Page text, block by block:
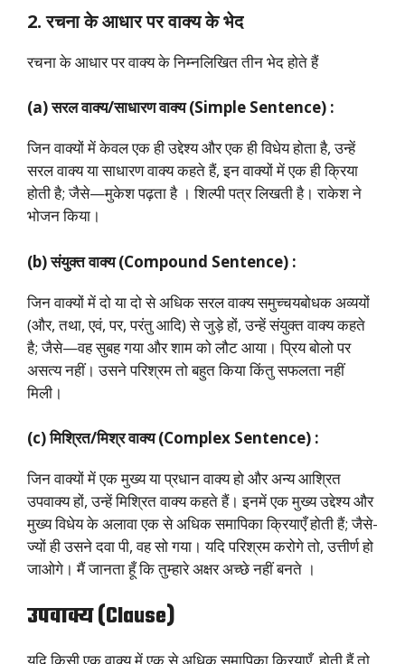
2. रचना के आधार पर वाक्य के भेद
रचना के आधार पर वाक्य के निम्नलिखित तीन भेद होते हैं
(a) सरल वाक्य/साधारण वाक्य (Simple Sentence) :
जिन वाक्यों में केवल एक ही उद्देश्य और एक ही विधेय होता है, उन्हें
सरल वाक्य या साधारण वाक्य कहते हैं, इन वाक्यों में एक ही क्रिया
होती है; जैसे—मुकेश पढ़ता है । शिल्पी पत्र लिखती है। राकेश ने
भोजन किया।
(b) संयुक्त वाक्य (Compound Sentence) :
जिन वाक्यों में दो या दो से अधिक सरल वाक्य समुच्चयबोधक अव्ययों
(और, तथा, एवं, पर, परंतु आदि) से जुड़े हों, उन्हें संयुक्त वाक्य कहते
है; जैसे—वह सुबह गया और शाम को लौट आया। प्रिय बोलो पर
असत्य नहीं। उसने परिश्रम तो बहुत किया किंतु सफलता नहीं
मिली।
(c) मिश्रित/मिश्र वाक्य (Complex Sentence) :
जिन वाक्यों में एक मुख्य या प्रधान वाक्य हो और अन्य आश्रित
उपवाक्य हों, उन्हें मिश्रित वाक्य कहते हैं। इनमें एक मुख्य उद्देश्य और
मुख्य विधेय के अलावा एक से अधिक समापिका क्रियाएँ होती हैं; जैसे-
ज्यों ही उसने दवा पी, वह सो गया। यदि परिश्रम करोगे तो, उत्तीर्ण हो
जाओगे। मैं जानता हूँ कि तुम्हारे अक्षर अच्छे नहीं बनते ।
उपवाक्य (Clause)
यदि किसी एक वाक्य में एक से अधिक समापिका क्रियाएँ. होती हैं तो